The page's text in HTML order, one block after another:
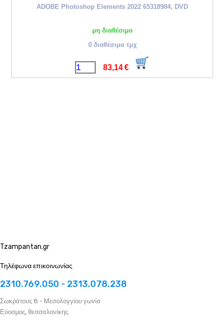
ADOBE Photoshop Elements 2022 65318984, DVD
μη διαθέσιμο
0 διαθέσιμα τμχ
83,14€
Tzampantan.gr
Τηλέφωνα επικοινωνίας
2310.769.050 - 2313.078.238
Σωκράτους 8 - Μεσολογγίου γωνία
Εύοσμος, θεσσαλονίκης.